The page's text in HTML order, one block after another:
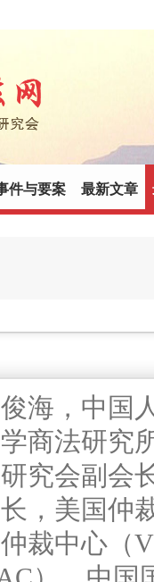
件与要案 最新文章
，中国人
商法研究
究会副会
，美国仲
裁中心（